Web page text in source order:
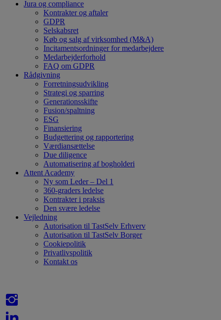
Jura og compliance
Kontrakter og aftaler
GDPR
Selskabsret
Køb og salg af virksomhed (M&A)
Incitamentsordninger for medarbejdere
Medarbejderforhold
FAQ om GDPR
Rådgivning
Forretningsudvikling
Strategi og sparring
Generationsskifte
Fusion/spaltning
ESG
Finansiering
Budgettering og rapportering
Værdiansættelse
Due diligence
Automatisering af bogholderi
Attent Academy
Ny som Leder – Del 1
360-graders ledelse
Kontrakter i praksis
Den svære ledelse
Vejledning
Autorisation til TastSelv Erhverv
Autorisation til TastSelv Borger
Cookiepolitik
Privatlivspolitik
Kontakt os